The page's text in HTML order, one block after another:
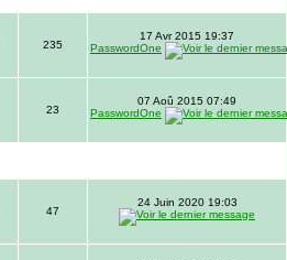
235
17 Avr 2015 19:37
PasswordOne
23
07 Aoû 2015 07:49
PasswordOne
47
24 Juin 2020 19:03